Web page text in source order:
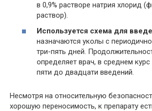
в 0,9% растворе натрия хлорид
раствор).
Используется схема для
назначаются уколы с
три-пять дней.
определяет врач, в среднем курс
пяти до двадцати введений.
Несмотря на относительную
хорошую переносимость, к препарату